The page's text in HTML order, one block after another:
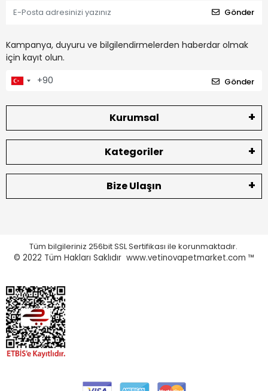
Gönder
Kampanya, duyuru ve bilgilendirmelerden haberdar olmak
için kayıt olun.
Gönder
Kurumsal
Kategoriler
Bize Ulaşın
Tüm bilgileriniz 256bit SSL Sertifikası ile korunmaktadır.
© 2022 Tüm Hakları Saklıdır www.vetinovapetmarket.com ™